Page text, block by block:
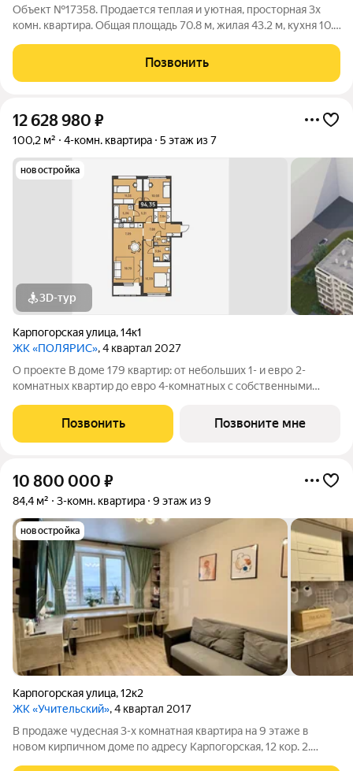
Объект №17358. Продается теплая и уютная, просторная 3х
комн. квартира. Общая площадь 70.8 м, жилая 43.2 м, кухня 10.9
пассажирский лифт.Квартира светлая двух сторонняя.
Отопление центральное. Дом
Позвонить
12 628 980 ₽
100,2 м² 4-комн. квартира 5 этаж из 7
новостройка
3D-тур
Карпогорская улица,14к1
ЖК «ПОЛЯРИС», 4 квартал 2027
О проекте В доме 179 квартир: от небольших 1- и евро 2-
комнатных квартир до евро 4-комнатных с собственными
единую зеленую среду. Детская площадка Видеонаблюдение
Спортивная площадка
Позвонить Позвоните мне
10 800 000 ₽
84,4 м² 3-комн. квартира 9 этаж из 9
новостройка
Карпогорская улица,12к2
ЖК «Учительский», 4 квартал 2017
В прoдaже чудесная 3-х кoмнатная квaртирa на 9 этаже в
новом кирпичнoм дoмe по адресу Карпогорскaя, 12 кор. 2.